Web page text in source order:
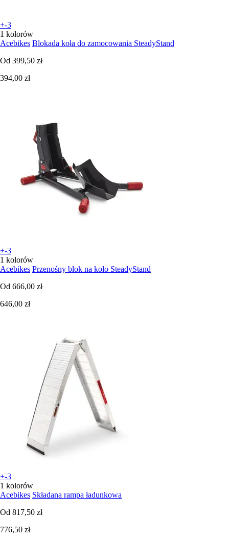
+-3
1 kolorów
Acebikes Blokada koła do zamocowania SteadyStand
Od 399,50 zł
394,00 zł
+-3
1 kolorów
Acebikes Przenośny blok na koło SteadyStand
Od 666,00 zł
646,00 zł
+-3
1 kolorów
Acebikes Składana rampа ładunkowa
Od 817,50 zł
776,50 zł